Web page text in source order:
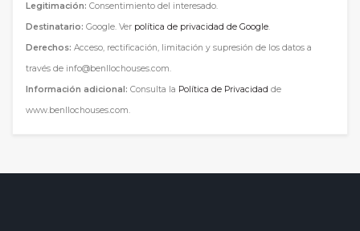
Legitimación: Consentimiento del interesado.
Destinatario: Google. Ver política de privacidad de Google.
Derechos: Acceso, rectificación, limitación y supresión de los datos a
través de info@benllochouses.com.
Información adicional: Consulta la Política de Privacidad de
www.benllochouses.com.